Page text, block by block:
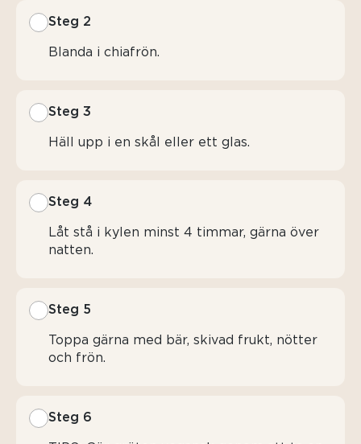
Steg 2
Blanda i chiafrön.
Steg 3
Häll upp i en skål eller ett glas.
Steg 4
Låt stå i kylen minst 4 timmar, gärna över
natten.
Steg 5
Toppa gärna med bär, skivad frukt, nötter
och frön.
Steg 6